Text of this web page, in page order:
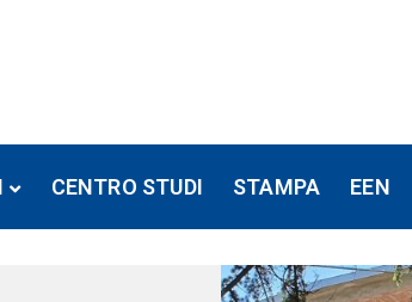
CENTRO STUDI STAMPA EEN